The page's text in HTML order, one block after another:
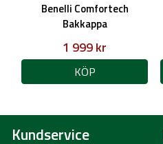
Benelli Comfortech
Bakkappa
1 999 kr
KÖP
Kundservice